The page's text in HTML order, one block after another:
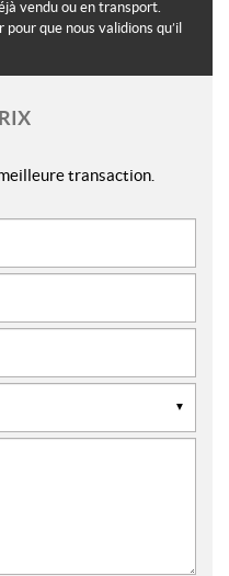
vendu ou en transport.
que nous validions qu’il
transaction.